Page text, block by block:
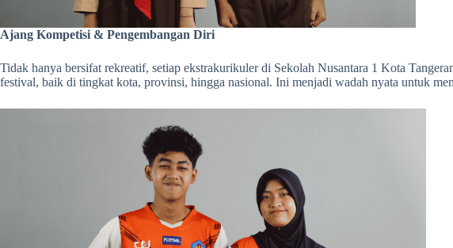
Ajang Kompetisi & Pengembangan Diri
Tidak hanya bersifat rekreatif, setiap ekstrakurikuler di Sekolah Nusantara 1 Kota
festival, baik di tingkat kota, provinsi, hingga nasional. Ini menjadi wadah nyata untuk